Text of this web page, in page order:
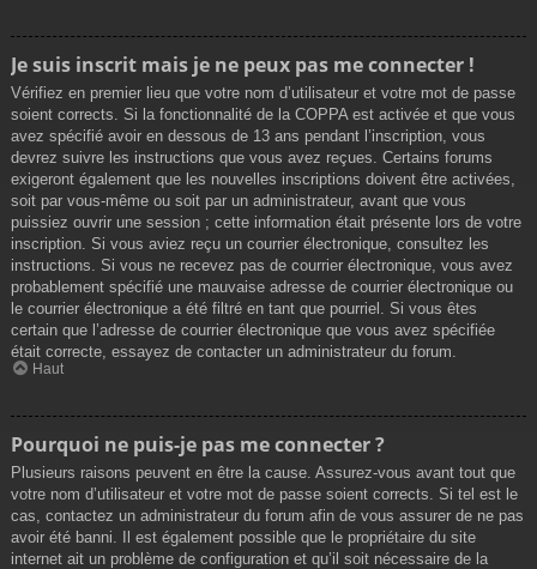
Je suis inscrit mais je ne peux pas me connecter !
Vérifiez en premier lieu que votre nom d’utilisateur et votre mot de passe
soient corrects. Si la fonctionnalité de la COPPA est activée et que vous
avez spécifié avoir en dessous de 13 ans pendant l’inscription, vous
devrez suivre les instructions que vous avez reçues. Certains forums
exigeront également que les nouvelles inscriptions doivent être activées,
soit par vous-même ou soit par un administrateur, avant que vous
puissiez ouvrir une session ; cette information était présente lors de votre
inscription. Si vous aviez reçu un courrier électronique, consultez les
instructions. Si vous ne recevez pas de courrier électronique, vous avez
probablement spécifié une mauvaise adresse de courrier électronique ou
le courrier électronique a été filtré en tant que pourriel. Si vous êtes
certain que l’adresse de courrier électronique que vous avez spécifiée
était correcte, essayez de contacter un administrateur du forum.
Haut
Pourquoi ne puis-je pas me connecter ?
Plusieurs raisons peuvent en être la cause. Assurez-vous avant tout que
votre nom d’utilisateur et votre mot de passe soient corrects. Si tel est le
cas, contactez un administrateur du forum afin de vous assurer de ne pas
avoir été banni. Il est également possible que le propriétaire du site
internet ait un problème de configuration et qu’il soit nécessaire de la